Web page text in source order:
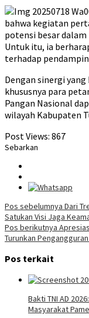
bahwa kegiatan
potensi besar
Untuk itu, ia
terhadap
Dengan sinergi
khususnya para
Pangan Nasional
wilayah Kabupaten
Post Views: 867
Sebarkan
Navigasi
pos
Pos sebelumnya Dari
Satukan Visi Jaga
Pos berikutnya
Turunkan
Pos terkait
Bakti TNI AD
Masyarakat